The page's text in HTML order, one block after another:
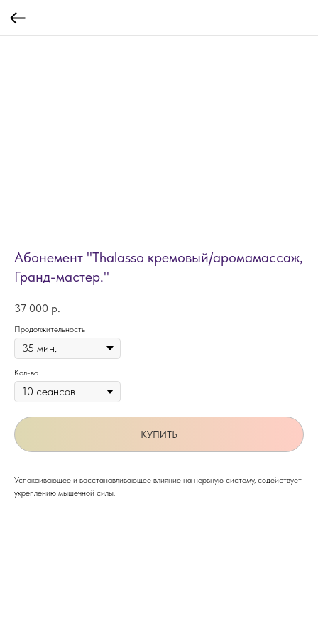
Абонемент "Thalasso кремовый/аромамассаж,
Гранд-мастер."
37 000 р.
Продолжительность
Кол-во
КУПИТЬ
Успокаивающее и восстанавливающее влияние на нервную систему, содействует
укреплению мышечной силы.